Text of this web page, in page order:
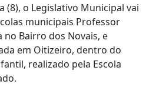
(8), o Legislativo Municipal vai
municipais Professor
no Bairro dos Novais, e
em Oitizeiro, dentro do
realizado pela Escola